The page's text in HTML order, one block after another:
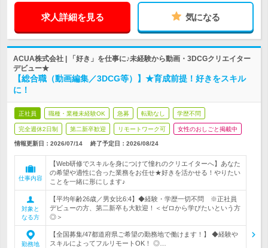
求人詳細を見る 気になる
ACUA株式会社 | 「好き」を仕事に♪未経験から動画・3DCGクリエイター
デビュー★
【総合職（動画編集／3DCG等）】★育成前提！好きをスキル
に！
正社員 職種・業種未経験OK 急募 転勤なし 学歴不問
完全週休2日制 第二新卒歓迎 リモートワーク可 女性のおしごと掲載中
情報更新日：2026/07/14 終了予定日： 2026/08/24
仕事内容
【Web研修でスキルを身につけて憧れのクリエイターへ】あなた
の希望や適性に合った業務をお任せ★好きを活かせる！やりたい
ことを一緒に形にします♪
対象と
なる方
【平均年齢26歳／男女比6:4】◆経験・学歴一切不問 ※正社員
デビューの方、第二新卒も大歓迎！＜ゼロから学びたいという方
◎＞
勤務地
【全国募集/47都道府県ご希望の勤務地で働けます！】 ◆経験や
スキルによってフルリモートOK！ ◎…